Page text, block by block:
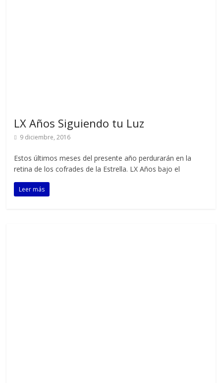
LX Años Siguiendo tu Luz
9 diciembre, 2016
Estos últimos meses del presente año perdurarán en la
retina de los cofrades de la Estrella. LX Años bajo el
Leer más